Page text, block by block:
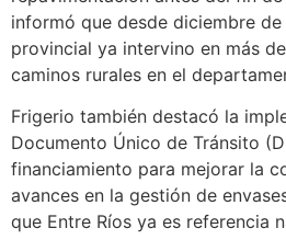
informó que desde diciembre
provincial ya intervino en más
caminos rurales en el
Frigerio también destacó la
Documento Único de Tránsito
financiamiento para mejorar la
avances en la gestión de
que Entre Ríos ya es referencia